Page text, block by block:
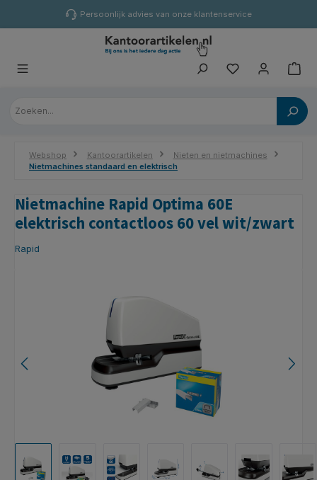
Persoonlijk advies van onze klantenservice
Webshop Kantoorartikelen
Nieten en nietmachines
Nietmachines standaard en elektrisch
Nietmachine Rapid Optima 60E
elektrisch contactloos 60 vel wit/zwart
Rapid